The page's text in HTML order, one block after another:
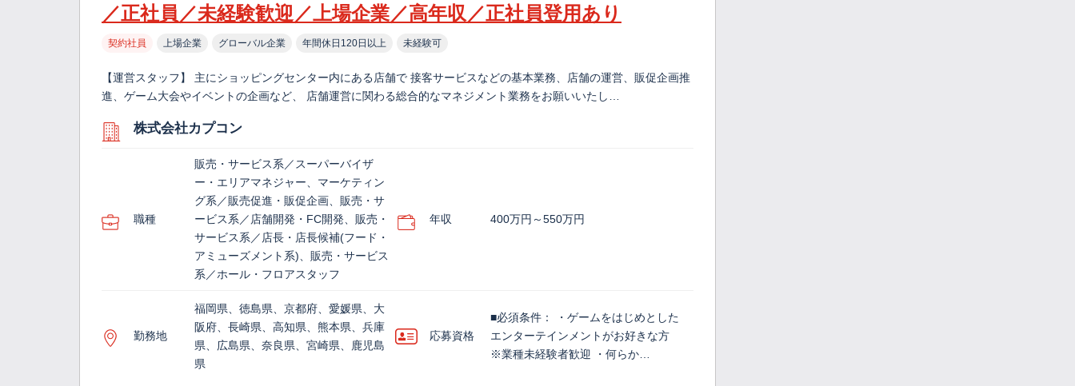
／正社員／未経験歓迎／上場企業／高年収／正社員登用あり
契約社員 上場企業 グローバル企業 年間休日120日以上 未経験可
【運営スタッフ】 主にショッピングセンター内にある店舗で 接客サービスなどの基本業務、店舗の運営、販促企画推
進、ゲーム大会やイベントの企画など、 店舗運営に関わる総合的なマネジメント業務をお願いいたし…
株式会社カプコン
職種
販売・サービス系／スーパーバイザ
ー・エリアマネジャー、マーケティン
グ系／販売促進・販促企画、販売・サ
ービス系／店舗開発・FC開発、販売・
サービス系／店長・店長候補(フード・
アミューズメント系)、販売・サービス
系／ホール・フロアスタッフ
年収 400万円～550万円
勤務地
福岡県、徳島県、京都府、愛媛県、大
阪府、長崎県、高知県、熊本県、兵庫
県、広島県、奈良県、宮崎県、鹿児島
県
応募資格
■必須条件： ・ゲームをはじめとした
エンターテインメントがお好きな方
※業種未経験者歓迎 ・何らか…